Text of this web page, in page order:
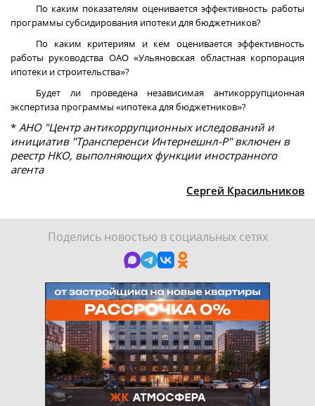
По каким показателям оценивается эффективность работы
программы субсидирования ипотеки для бюджетников?
По каким критериям и кем оценивается эффективность
работы руководства ОАО «Ульяновская областная корпорация
ипотеки и строительства»?
Будет ли проведена независимая антикоррупционная
экспертиза программы «ипотека для бюджетников»?
* АНО "Центр антикоррупционных иследований и
инициатив "Трансперенси Интернешнл-Р" включен в
реестр НКО, выполняющих функции иностранного
агента
Сергей Красильников
Поделись новостью в социальных сетях